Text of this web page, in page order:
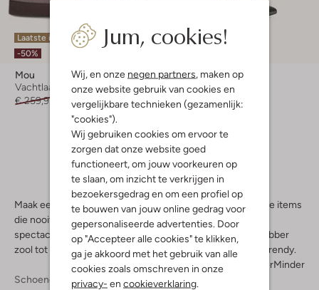
Jum, cookies!
Wij, en onze negen partners, maken op
onze website gebruik van cookies en
vergelijkbare technieken (gezamenlijk:
"cookies").
Wij gebruiken cookies om ervoor te
zorgen dat onze website goed
functioneert, om jouw voorkeuren op
te slaan, om inzicht te verkrijgen in
bezoekersgedrag en om een profiel op
te bouwen van jouw online gedrag voor
gepersonaliseerde advertenties. Door
op "Accepteer alle cookies" te klikken,
ga je akkoord met het gebruik van alle
cookies zoals omschreven in onze
privacy- en cookieverklaring.
Laatste item
-50%
Mou
Vachtlaarzen
€ 259,95
€ 129,99
Mexx
Hoge laarzen
€ 139,99 € 69,99
Maak een grootse entree met deze zilveren laarsjes. Hippe items
die nooit uit de mode zijn en jouw verschijning altijd weer
spectaculair maken. Van een glanzende enkellaars met rubber
zool tot een killer heel met blokhak; ze zijn allemaal even trendy.
MeerMinder
Schoenen
Laarzen